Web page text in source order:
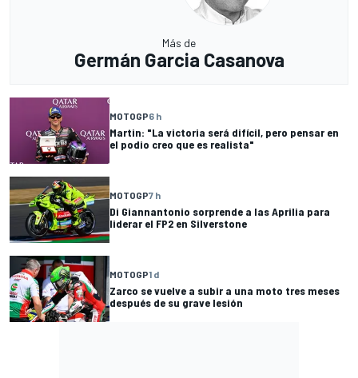
Más de
Germán Garcia Casanova
MOTOGP6 h
Martin: "La victoria será difícil, pero pensar en
el podio creo que es realista"
MOTOGP7 h
Di Giannantonio sorprende a las Aprilia para
liderar el FP2 en Silverstone
MOTOGP1 d
Zarco se vuelve a subir a una moto tres meses
después de su grave lesión